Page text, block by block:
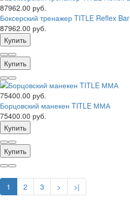
87962.00 руб.
Боксерский тренажер TITLE Reflex Bar
87962.00 руб.
Купить
Купить
75400.00 руб.
Борцовский манекен TITLE ММА
75400.00 руб.
Купить
Купить
1 2 3 > >|